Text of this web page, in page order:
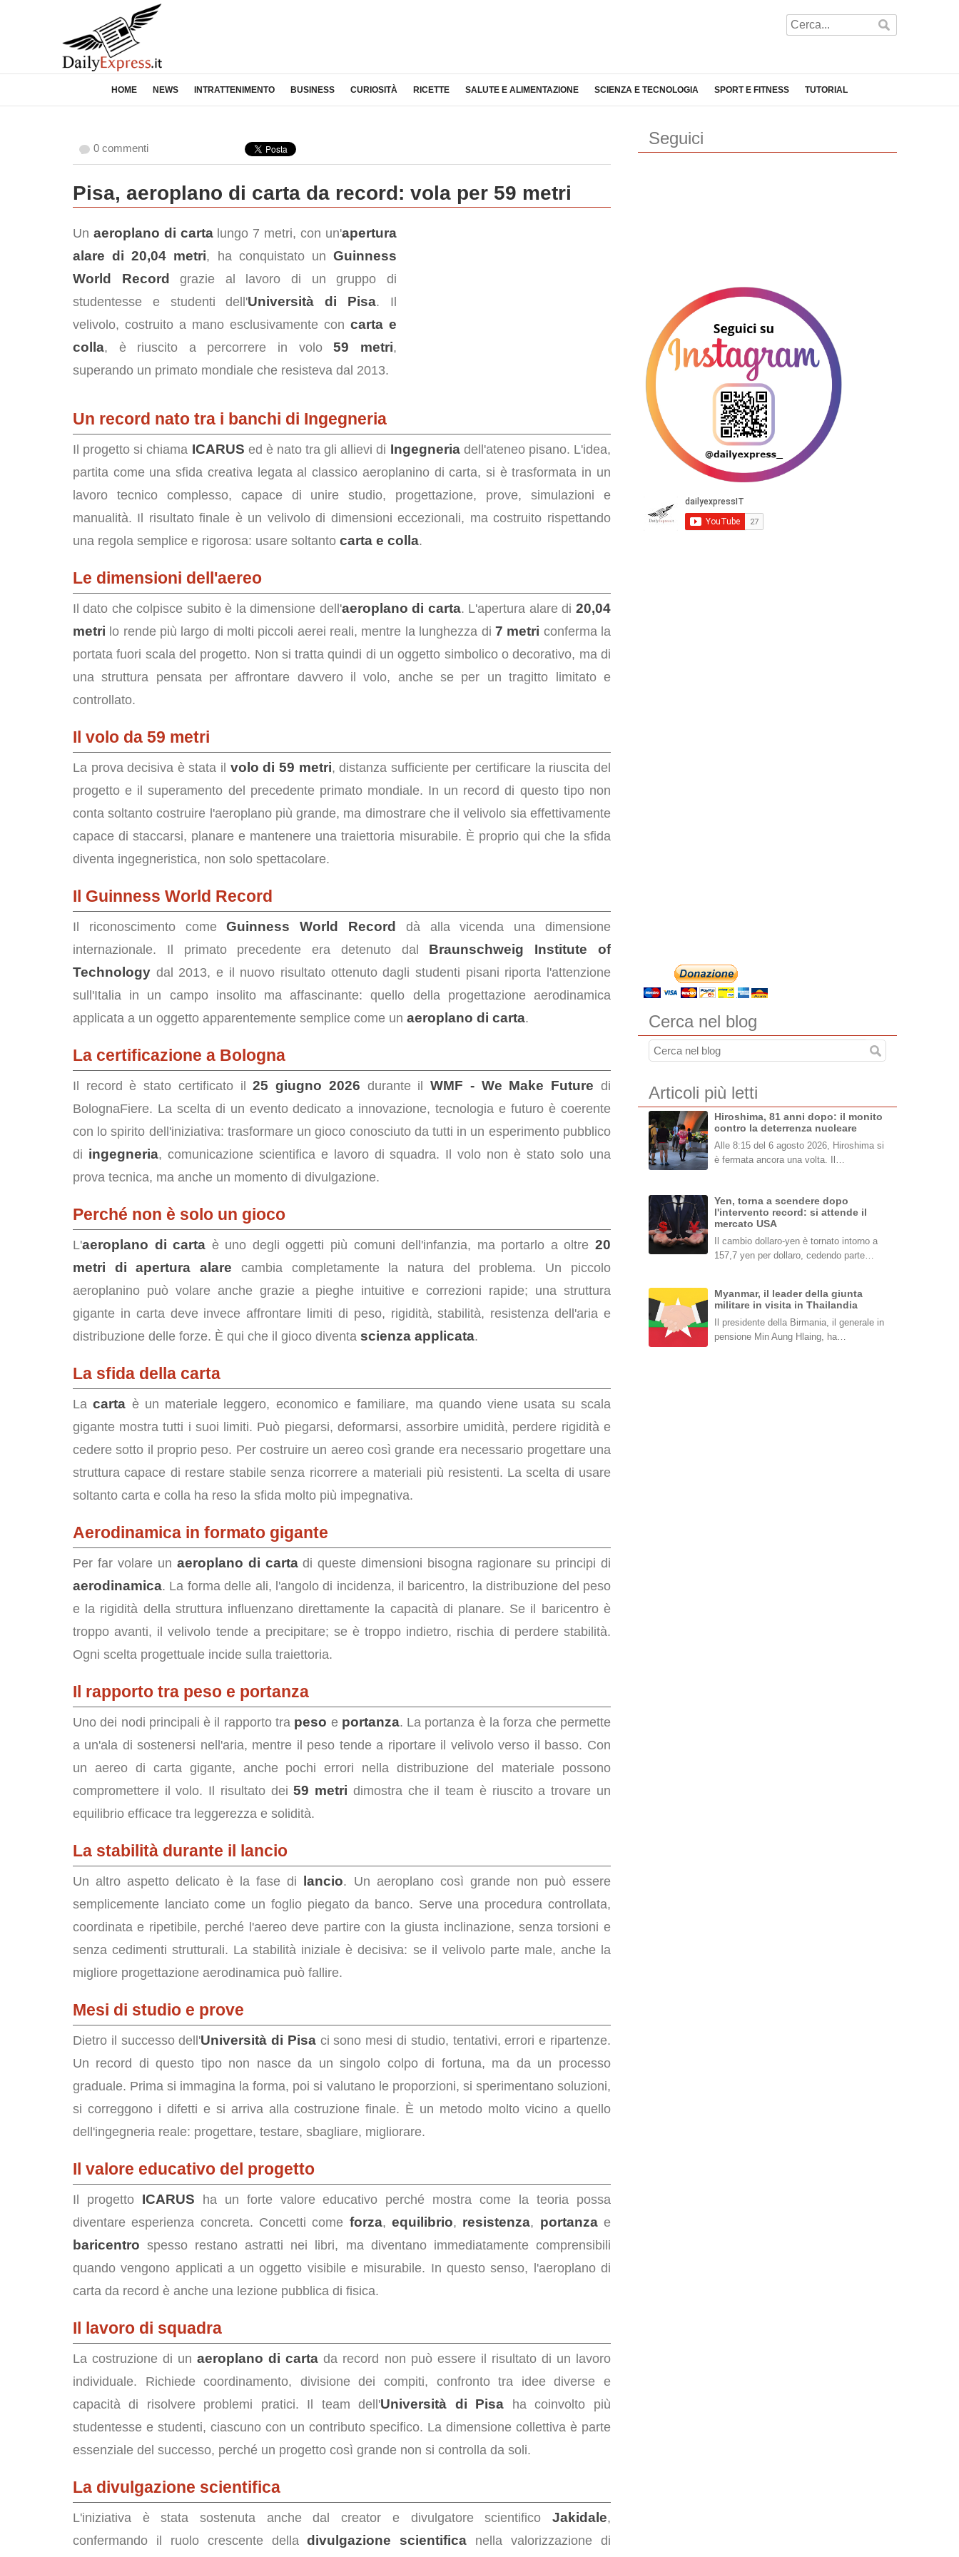
HOME NEWS INTRATTENIMENTO BUSINESS CURIOSITÀ RICETTE SALUTE E ALIMENTAZIONE SCIENZA E TECNOLOGIA SPORT E FITNESS TUTORIAL
0 commenti
Pisa, aeroplano di carta da record: vola per 59 metri
Un aeroplano di cartalungo 7 metri, con un'apertura
alare di 20,04 metri, ha conquistato un Guinness
World Record
grazie al lavoro di un gruppo di
studentesse e studenti dell'Università di Pisa. Il
velivolo, costruito a mano esclusivamente con carta e
colla, è riuscito a percorrere in volo59 metri,
superando un primato mondiale che resisteva dal 2013.
Un record nato tra i banchi di Ingegneria
Il progetto si chiama ICARUS ed è nato tra gli allievi di Ingegneriadell'ateneo pisano. L'idea,
partita come una sfida creativa legata al classico aeroplanino di carta, si è trasformata in un
lavoro tecnico complesso, capace di unire studio, progettazione, prove, simulazioni e
manualità. Il risultato finale è un velivolo di dimensioni eccezionali, ma costruito rispettando
una regola semplice e rigorosa: usare soltanto carta e colla.
Le dimensioni dell'aereo
Il dato che colpisce subito è la dimensione dell'aeroplano di carta. L'apertura alare di 20,04
metri lo rende più largo di molti piccoli aerei reali, mentre la lunghezza di 7 metri conferma la
portata fuori scala del progetto. Non si tratta quindi di un oggetto simbolico o decorativo, ma di
una struttura pensata per affrontare davvero il volo, anche se per un tragitto limitato e
controllato.
Il volo da 59 metri
La prova decisiva è stata il volo di 59 metri, distanza sufficiente per certificare la riuscita del
progetto e il superamento del precedente primato mondiale. In un record di questo tipo non
conta soltanto costruire l'aeroplano più grande, ma dimostrare che il velivolo sia effettivamente
capace di staccarsi, planare e mantenere una traiettoria misurabile. È proprio qui che la sfida
diventa ingegneristica, non solo spettacolare.
Il Guinness World Record
Il riconoscimento comeGuinness World Record
dà alla vicenda una dimensione
internazionale. Il primato precedente era detenuto dal Braunschweig Institute of
Technology dal 2013, e il nuovo risultato ottenuto dagli studenti pisani riporta l'attenzione
sull'Italia in un campo insolito ma affascinante: quello della progettazione aerodinamica
applicata a un oggetto apparentemente semplice come un aeroplano di carta.
La certificazione a Bologna
Il record è stato certificato il25 giugno 2026 durante ilWMF - We Make Future di
BolognaFiere. La scelta di un evento dedicato a innovazione, tecnologia e futuro è coerente
con lo spirito dell'iniziativa: trasformare un gioco conosciuto da tutti in un esperimento pubblico
di ingegneria, comunicazione scientifica e lavoro di squadra. Il volo non è stato solo una
prova tecnica, ma anche un momento di divulgazione.
Perché non è solo un gioco
L'aeroplano di carta è uno degli oggetti più comuni dell'infanzia, ma portarlo a oltre 20
metri di apertura alare cambia completamente la natura del problema. Un piccolo
aeroplanino può volare anche grazie a pieghe intuitive e correzioni rapide; una struttura
gigante in carta deve invece affrontare limiti di peso, rigidità, stabilità, resistenza dell'aria e
distribuzione delle forze. È qui che il gioco diventa scienza applicata.
La sfida della carta
Lacarta è un materiale leggero, economico e familiare, ma quando viene usata su scala
gigante mostra tutti i suoi limiti. Può piegarsi, deformarsi, assorbire umidità, perdere rigidità e
cedere sotto il proprio peso. Per costruire un aereo così grande era necessario progettare una
struttura capace di restare stabile senza ricorrere a materiali più resistenti. La scelta di usare
soltanto carta e colla ha reso la sfida molto più impegnativa.
Aerodinamica in formato gigante
Per far volare un aeroplano di cartadi queste dimensioni bisogna ragionare su principi di
aerodinamica. La forma delle ali, l'angolo di incidenza, il baricentro, la distribuzione del peso
e la rigidità della struttura influenzano direttamente la capacità di planare. Se il baricentro è
troppo avanti, il velivolo tende a precipitare; se è troppo indietro, rischia di perdere stabilità.
Ogni scelta progettuale incide sulla traiettoria.
Il rapporto tra peso e portanza
Uno dei nodi principali è il rapporto tra peso e portanza. La portanza è la forza che permette
a un'ala di sostenersi nell'aria, mentre il peso tende a riportare il velivolo verso il basso. Con
un aereo di carta gigante, anche pochi errori nella distribuzione del materiale possono
compromettere il volo. Il risultato dei59 metri dimostra che il team è riuscito a trovare un
equilibrio efficace tra leggerezza e solidità.
La stabilità durante il lancio
Un altro aspetto delicato è la fase di lancio. Un aeroplano così grande non può essere
semplicemente lanciato come un foglio piegato da banco. Serve una procedura controllata,
coordinata e ripetibile, perché l'aereo deve partire con la giusta inclinazione, senza torsioni e
senza cedimenti strutturali. La stabilità iniziale è decisiva: se il velivolo parte male, anche la
migliore progettazione aerodinamica può fallire.
Mesi di studio e prove
Dietro il successo dell'Università di Pisaci sono mesi di studio, tentativi, errori e ripartenze.
Un record di questo tipo non nasce da un singolo colpo di fortuna, ma da un processo
graduale. Prima si immagina la forma, poi si valutano le proporzioni, si sperimentano soluzioni,
si correggono i difetti e si arriva alla costruzione finale. È un metodo molto vicino a quello
dell'ingegneria reale: progettare, testare, sbagliare, migliorare.
Il valore educativo del progetto
Il progetto ICARUS ha un forte valore educativo perché mostra come la teoria possa
diventare esperienza concreta. Concetti come forza, equilibrio, resistenza, portanzae
baricentro spesso restano astratti nei libri, ma diventano immediatamente comprensibili
quando vengono applicati a un oggetto visibile e misurabile. In questo senso, l'aeroplano di
carta da record è anche una lezione pubblica di fisica.
Il lavoro di squadra
La costruzione di unaeroplano di carta da record non può essere il risultato di un lavoro
individuale. Richiede coordinamento, divisione dei compiti, confronto tra idee diverse e
capacità di risolvere problemi pratici. Il team dell'Università di Pisa ha coinvolto più
studentesse e studenti, ciascuno con un contributo specifico. La dimensione collettiva è parte
essenziale del successo, perché un progetto così grande non si controlla da soli.
La divulgazione scientifica
L'iniziativa è stata sostenuta anche dal creator e divulgatore scientifico Jakidale,
confermando il ruolo crescente delladivulgazione scientifica nella valorizzazione di
Seguici
Cerca nel blog
Articoli più letti
Hiroshima, 81 anni dopo: il monito
contro la deterrenza nucleare
Alle 8:15 del 6 agosto 2026, Hiroshima si
è fermata ancora una volta. Il…
Yen, torna a scendere dopo
l'intervento record: si attende il
mercato USA
Il cambio dollaro-yen è tornato intorno a
157,7 yen per dollaro, cedendo parte…
Myanmar, il leader della giunta
militare in visita in Thailandia
Il presidente della Birmania, il generale in
pensione Min Aung Hlaing, ha…